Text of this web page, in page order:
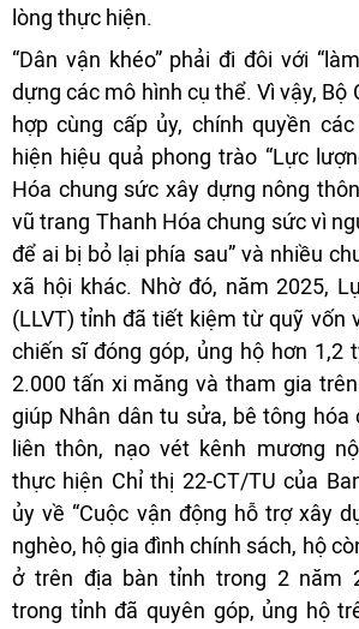
lòng thực hiện.
“Dân vận khéo” phải đi đôi với
dựng các mô hình cụ thể. Vì vậy, Bộ
hợp cùng cấp ủy, chính quyền
hiện hiệu quả phong trào “Lực
Hóa chung sức xây dựng nông
vũ trang Thanh Hóa chung sức vì
để ai bị bỏ lại phía sau” và nhiều
xã hội khác. Nhờ đó, năm 2025,
(LLVT) tỉnh đã tiết kiệm từ quỹ vốn
chiến sĩ đóng góp, ủng hộ hơn 1,2
2.000 tấn xi măng và tham gia
giúp Nhân dân tu sửa, bê tông hóa
liên thôn, nạo vét kênh mương
thực hiện Chỉ thị 22-CT/TU của
ủy về “Cuộc vận động hỗ trợ xây
nghèo, hộ gia đình chính sách, hộ
ở trên địa bàn tỉnh trong 2 năm
trong tỉnh đã quyên góp, ủng hộ